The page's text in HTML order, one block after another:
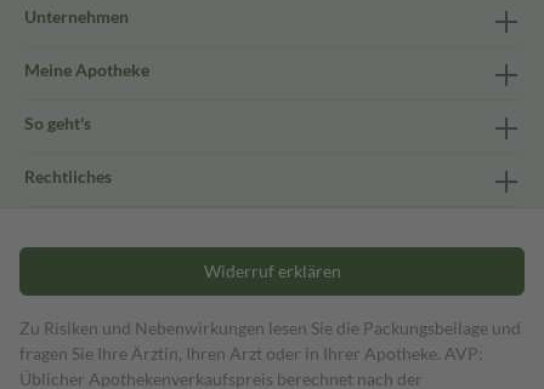
Unternehmen
Meine Apotheke
So geht's
Rechtliches
Widerruf erklären
Zu Risiken und Nebenwirkungen lesen Sie die Packungsbeilage und
fragen Sie Ihre Ärztin, Ihren Arzt oder in Ihrer Apotheke. AVP:
Üblicher Apothekenverkaufspreis berechnet nach der